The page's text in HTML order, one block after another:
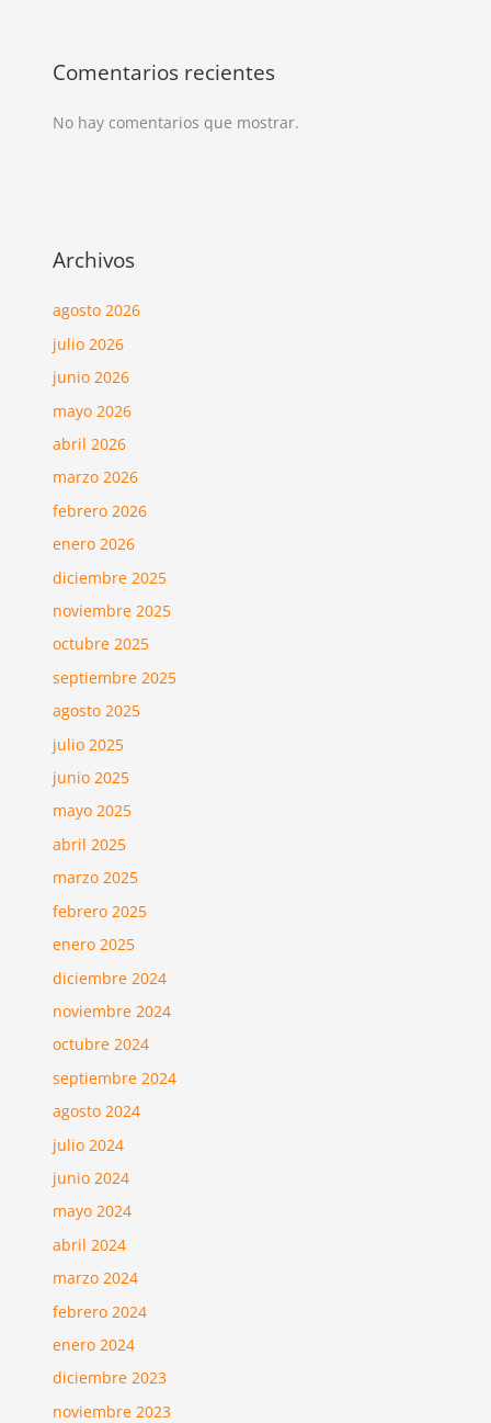
Comentarios recientes
No hay comentarios que mostrar.
Archivos
agosto 2026
julio 2026
junio 2026
mayo 2026
abril 2026
marzo 2026
febrero 2026
enero 2026
diciembre 2025
noviembre 2025
octubre 2025
septiembre 2025
agosto 2025
julio 2025
junio 2025
mayo 2025
abril 2025
marzo 2025
febrero 2025
enero 2025
diciembre 2024
noviembre 2024
octubre 2024
septiembre 2024
agosto 2024
julio 2024
junio 2024
mayo 2024
abril 2024
marzo 2024
febrero 2024
enero 2024
diciembre 2023
noviembre 2023